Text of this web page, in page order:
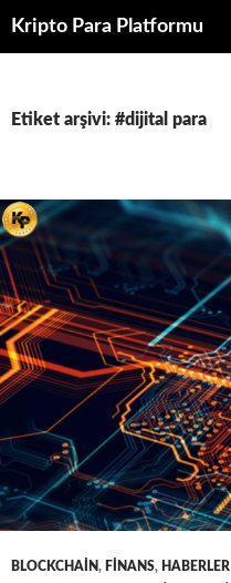
Kripto Para Platformu
Etiket arşivi: #dijital para
BLOCKCHAIN, FINANS, HABERLER